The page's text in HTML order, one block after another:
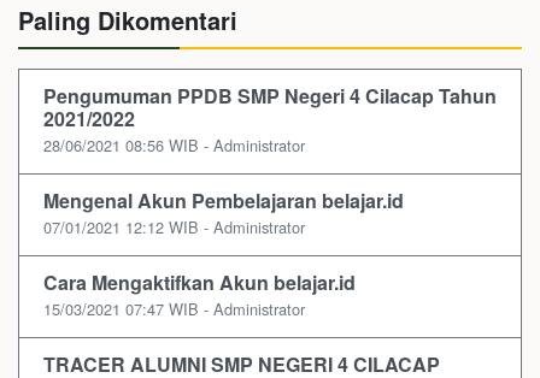
Paling Dikomentari
Pengumuman PPDB SMP Negeri 4 Cilacap Tahun
2021/2022
28/06/2021 08:56 WIB - Administrator
Mengenal Akun Pembelajaran belajar.id
07/01/2021 12:12 WIB - Administrator
Cara Mengaktifkan Akun belajar.id
15/03/2021 07:47 WIB - Administrator
TRACER ALUMNI SMP NEGERI 4 CILACAP